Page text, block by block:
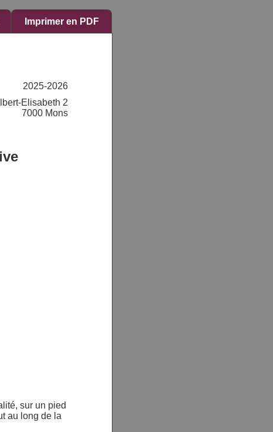
Imprimer en PDF
2025-2026
Elisabeth 2
7000 Mons
sur un pied
au long de la